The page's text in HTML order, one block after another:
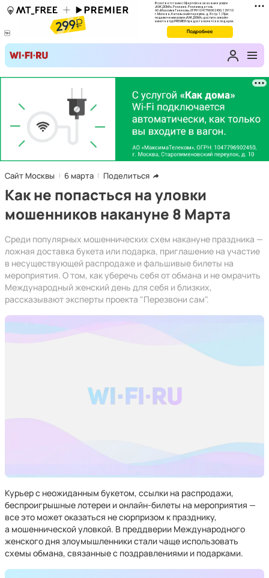
Сайт Москвы 6 марта Поделиться
Как не попасться на уловки
мошенников накануне 8 Марта
Среди популярных мошеннических схем накануне праздника —
ложная доставка букета или подарка, приглашение на участие
в несуществующей распродаже и фальшивые билеты на
мероприятия. О том, как уберечь себя от обмана и не омрачить
Международный женский день для себя и близких,
рассказывают эксперты проекта "Перезвони сам".
Курьер с неожиданным букетом, ссылки на распродажи,
беспроигрышные лотереи и онлайн-билеты на мероприятия —
все это может оказаться не сюрпризом к празднику,
а мошеннической уловкой. В преддверии Международного
женского дня злоумышленники стали чаще использовать
схемы обмана, связанные с поздравлениями и подарками.